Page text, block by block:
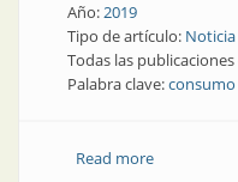
Año:2019
Tipo de artículo: Noticia
Todas las publicaciones
Palabra clave:
Read moreabout